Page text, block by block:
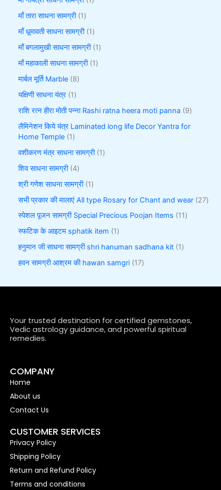
माँ तारा साधना सामग्री 1
माँ धूमावती साधना सामग्री 1
माँ बगलामुखी साधना सामग्री 1
माँ महाकाली साधना सामग्री 1
मार्बल मूर्ति Marble 8
यक्षिणी साधना यंत्र 1
राशि रत्न हीरा मोती पन्ना Rashi ratna heera moti panna 9
लैमिनेशन किये यंत्र Laminated long life Decor Yantra for
Home Temple 1
वशीकरण मंत्र साधना सामग्री 1
शिव साधना सामग्री 4
श्री गणेश साधना सामग्री 1
सभी प्रकार की मालाएं All type Rosary for Chant and wear 27
स्पेशल पूजन सामग्री Special Precious Poojan Items 11
स्फटिक के आइटम sphatik item 1
हनुमान जी साधना सामग्री shri hanuman sadhana kit 1
हवन सामग्री आश्रम की hawan samgri 17
Your trusted destination for certified gemstones,
Vedic astrology guidance, and powerful spiritual
remedies.
COMPANY
Home
About us
Contact Us
CUSTOMER SERVICES
Privacy Policy
Shipping Policy
Return and Refund Policy
Terms and conditions